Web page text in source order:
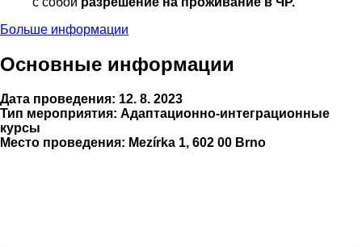
Больше информации
Основные информации
Дата проведения: 12. 8. 2023
Тип мероприятия: Адаптационно-интеграционные
курсы
Место проведения: Mezírka 1, 602 00 Brno